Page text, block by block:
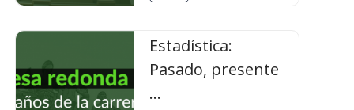
Estadística:
Pasado, presente
...